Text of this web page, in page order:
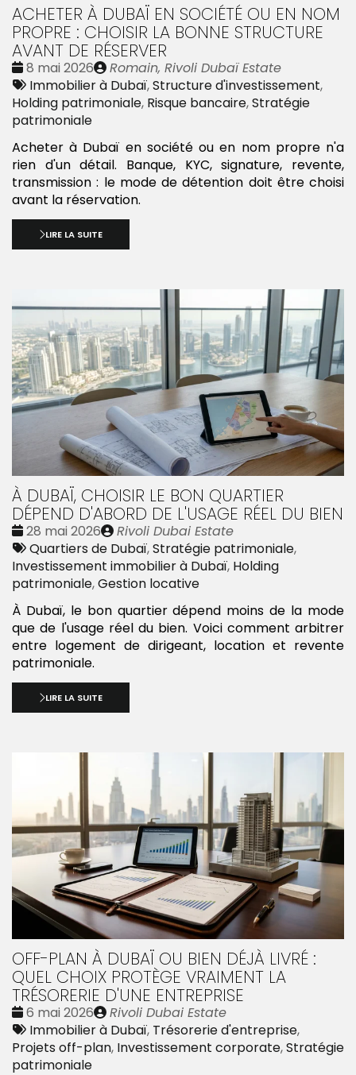
ACHETER À DUBAÏ EN SOCIÉTÉ OU EN NOM
PROPRE : CHOISIR LA BONNE STRUCTURE
AVANT DE RÉSERVER
Date
:
8 mai 2026
Publié
par
Romain, Rivoli Dubaï Estate
Tags
:
Immobilier à Dubaï,Structure d'investissement,
Holding patrimoniale, Risque bancaire,Stratégie
patrimoniale
Acheter à Dubaï en société ou en nom propre n'a
rien d'un détail. Banque, KYC, signature, revente,
transmission : le mode de détention doit être choisi
avant la réservation.
LIRE LA SUITE
À DUBAÏ, CHOISIR LE BON QUARTIER
DÉPEND D'ABORD DE L'USAGE RÉEL DU BIEN
Date
:
28 mai 2026
Publié
par
Rivoli Dubai Estate
Tags
:
Quartiers de Dubaï,Stratégie patrimoniale,
Investissement immobilier à Dubaï, Holding
patrimoniale,Gestion locative
À Dubaï, le bon quartier dépend moins de la mode
que de l'usage réel du bien. Voici comment arbitrer
entre logement de dirigeant, location et revente
patrimoniale.
LIRE LA SUITE
OFF-PLAN À DUBAÏ OU BIEN DÉJÀ LIVRÉ :
QUEL CHOIX PROTÈGE VRAIMENT LA
TRÉSORERIE D'UNE ENTREPRISE
Date
:
6 mai 2026
Publié
par
Rivoli Dubai Estate
Tags
:
Immobilier à Dubaï, Trésorerie d'entreprise,
Projets off-plan, Investissement corporate,Stratégie
patrimoniale